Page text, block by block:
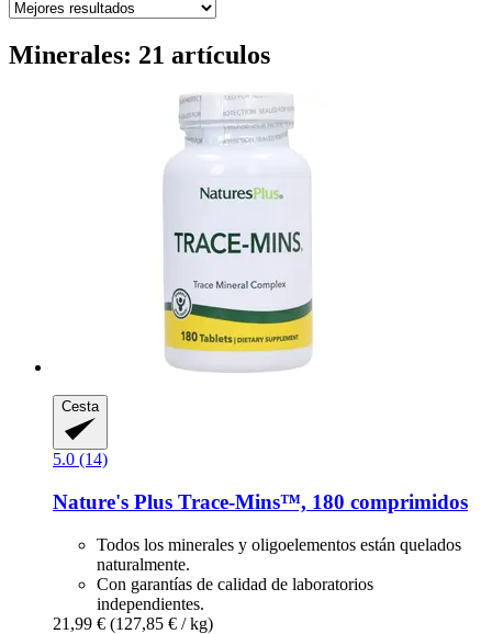
Minerales: 21 artículos
Cesta
5.0 (14)
Nature's Plus Trace-​Mins™, 180 comprimidos
Todos los minerales y oligoelementos están quelados
naturalmente.
Con garantías de calidad de laboratorios
independientes.
21,99 € (127,85 € / kg)